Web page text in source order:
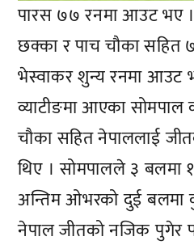
पारस ७७ रनमा आउट भए
छक्का र पाच चौका सहित
भेस्वाकर शुन्य रनमा आउट
व्याटीङमा आएका
चौका सहित नेपाललाई
थिए । सोमपालले ३ बलमा
अन्तिम ओभरको दुई बलमा
नेपाल जीतको नजिक पुगेर